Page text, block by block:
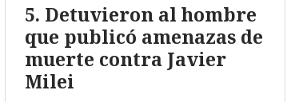
Detuvieron al hombre
que publicó amenazas de
muerte contra Javier
Milei